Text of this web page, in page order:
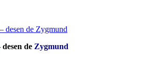
desen de Zygmund